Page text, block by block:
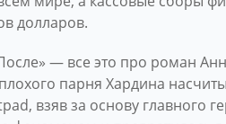
долларов.
— все это про роман
парня Хардина
взяв за основу главного